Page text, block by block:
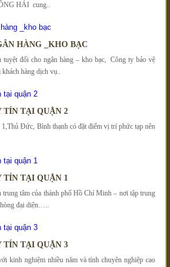
HẢI cung..
HÀNG _KHO BẠC
tuyệt đối cho ngân hàng – kho bạc, Công ty bảo vệ
hàng dịch vụ..
TÍN TẠI QUẬN 2
1,Thủ Đức, Bình thạnh có đặt điểm vị trí phức tạp nên
TÍN TẠI QUẬN 1
trung tâm của thành phố Hồ Chí Minh – nơi tập trung
đại diện…..
TÍN TẠI QUẬN 3
kinh nghiệm nhiều năm và tính chuyên nghiệp cao